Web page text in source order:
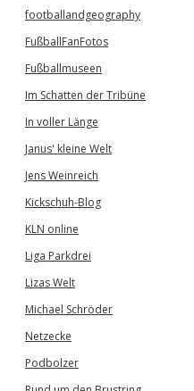
footballandgeography
FußballFanFotos
Fußballmuseen
Im Schatten der Tribüne
In voller Länge
Janus' kleine Welt
Jens Weinreich
Kickschuh-Blog
KLN online
Liga Parkdrei
Lizas Welt
Michael Schröder
Netzecke
Podbolzer